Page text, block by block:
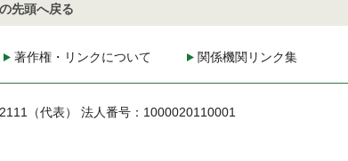
先頭へ戻る
著作権・リンクについて 関係機関リンク集
（代表） 法人番号：1000020110001